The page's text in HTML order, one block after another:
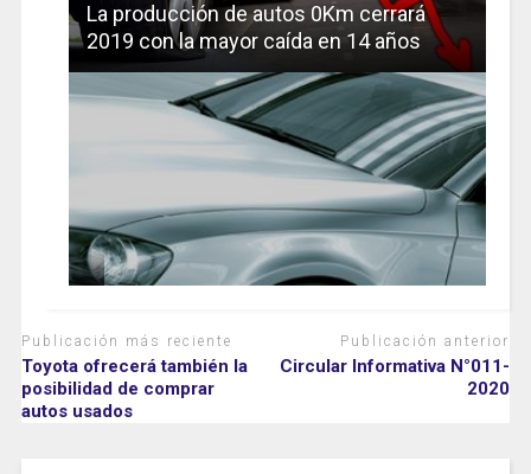
La producción de autos 0Km cerrará
2019 con la mayor caída en 14 años
Publicación más reciente
Toyota ofrecerá también la
posibilidad de comprar
autos usados
Publicación anterior
Circular Informativa N°011-
2020